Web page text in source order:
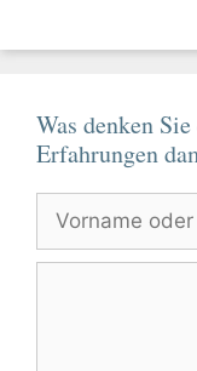
Was denken
Erfahrungen
oder
Pseudonym